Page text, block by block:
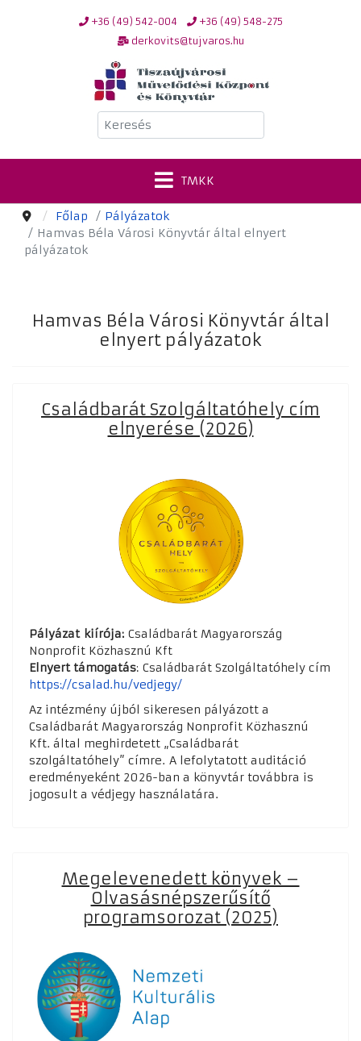
+36 (49) 542-004
+36 (49) 548-275
derkovits@tujvaros.hu
Keresés
TMKK
Főlap
Pályázatok
Hamvas Béla Városi Könyvtár által elnyert
pályázatok
Hamvas Béla Városi Könyvtár által
elnyert pályázatok
Családbarát Szolgáltatóhely cím
elnyerése (2026)
Pályázat kiírója: Családbarát Magyarország
Nonprofit Közhasznú Kft
Elnyert támogatás: Családbarát Szolgáltatóhely cím
https://csalad.hu/vedjegy/
Az intézmény újból sikeresen pályázott a
Családbarát Magyarország Nonprofit Közhasznú
Kft. által meghirdetett „Családbarát
szolgáltatóhely” címre. A lefolytatott auditáció
eredményeként 2026-ban a könyvtár továbbra is
jogosult a védjegy használatára.
Megelevenedett könyvek –
Olvasásnépszerűsítő
programsorozat (2025)